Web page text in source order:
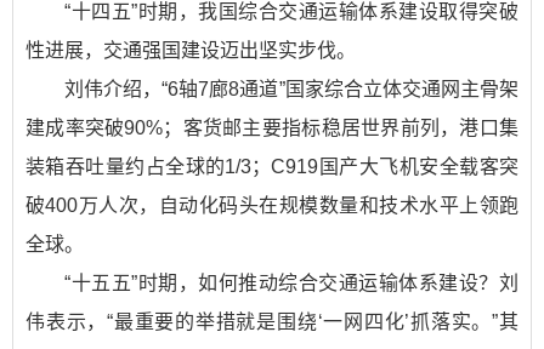
“十四五”时期，我国综合交通运输体系建设取得突破
性进展，交通强国建设迈出坚实步伐。
刘伟介绍，“6轴7廊8通道”国家综合立体交通网主骨架
建成率突破90%；客货邮主要指标稳居世界前列，港口集
装箱吞吐量约占全球的1/3；C919国产大飞机安全载客突
破400万人次，自动化码头在规模数量和技术水平上领跑
全球。
“十五五”时期，如何推动综合交通运输体系建设？刘
伟表示，“最重要的举措就是围绕‘一网四化’抓落实。”其